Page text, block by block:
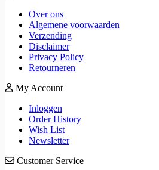
Over ons
Algemene voorwaarden
Verzending
Disclaimer
Privacy Policy
Retourneren
My Account
Inloggen
Order History
Wish List
Newsletter
Customer Service